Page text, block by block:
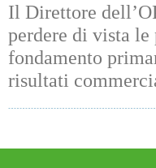
Il Direttore
perdere di vista
fondamento
risultati